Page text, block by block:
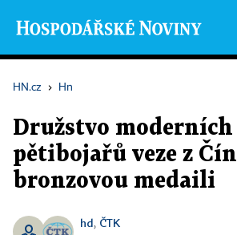
HN.cz › Hn
Družstvo moderních
pětibojařů veze z
bronzovou medaili
hd, ČTK